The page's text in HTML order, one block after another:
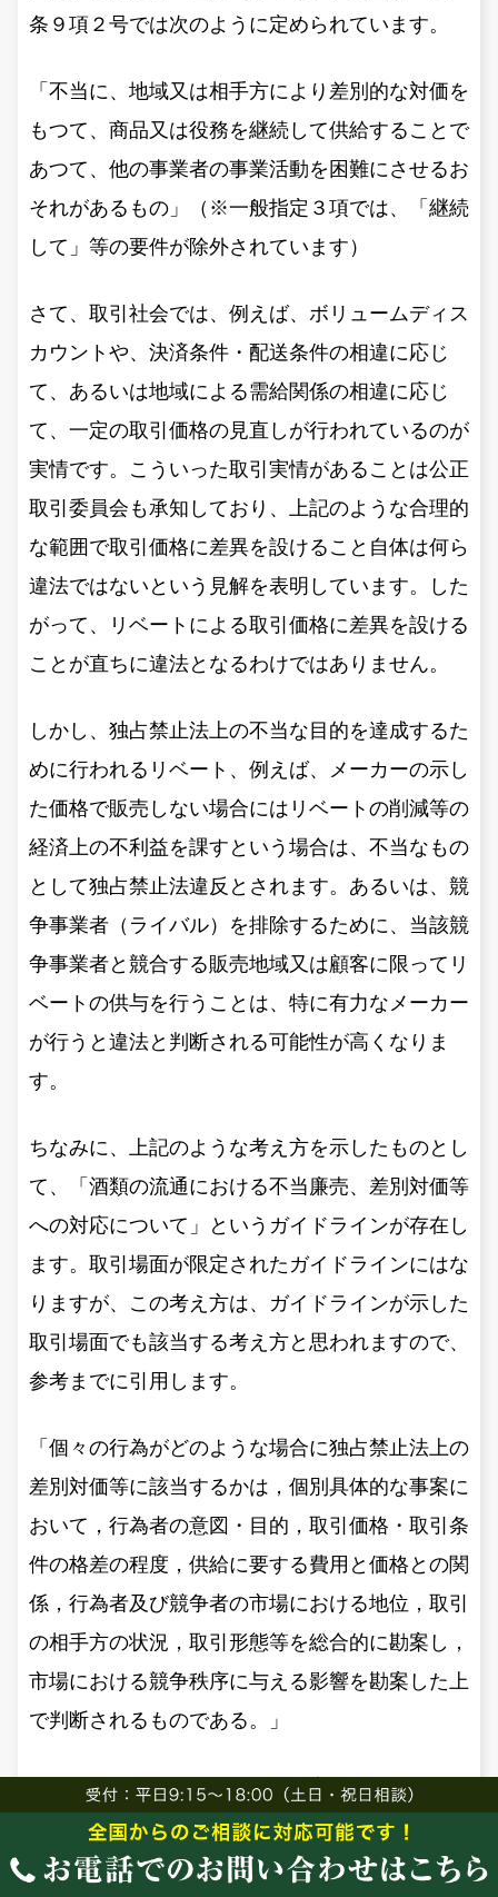
条９項２号では次のように定められています。
「不当に、地域又は相手方により差別的な対価を
もつて、商品又は役務を継続して供給することで
あつて、他の事業者の事業活動を困難にさせるお
それがあるもの」（※一般指定３項では、「継続
して」等の要件が除外されています）
さて、取引社会では、例えば、ボリュームディス
カウントや、決済条件・配送条件の相違に応じ
て、あるいは地域による需給関係の相違に応じ
て、一定の取引価格の見直しが行われているのが
実情です。こういった取引実情があることは公正
取引委員会も承知しており、上記のような合理的
な範囲で取引価格に差異を設けること自体は何ら
違法ではないという見解を表明しています。した
がって、リベートによる取引価格に差異を設ける
ことが直ちに違法となるわけではありません。
しかし、独占禁止法上の不当な目的を達成するた
めに行われるリベート、例えば、メーカーの示し
た価格で販売しない場合にはリベートの削減等の
経済上の不利益を課すという場合は、不当なもの
として独占禁止法違反とされます。あるいは、競
争事業者（ライバル）を排除するために、当該競
争事業者と競合する販売地域又は顧客に限ってリ
ベートの供与を行うことは、特に有力なメーカー
が行うと違法と判断される可能性が高くなりま
す。
ちなみに、上記のような考え方を示したものとし
て、「酒類の流通における不当廉売、差別対価等
への対応について」というガイドラインが存在し
ます。取引場面が限定されたガイドラインにはな
りますが、この考え方は、ガイドラインが示した
取引場面でも該当する考え方と思われますので、
参考までに引用します。
「個々の行為がどのような場合に独占禁止法上の
差別対価等に該当するかは，個別具体的な事案に
おいて，行為者の意図・目的，取引価格・取引条
件の格差の程度，供給に要する費用と価格との関
係，行為者及び競争者の市場における地位，取引
の相手方の状況，取引形態等を総合的に勘案し，
市場における競争秩序に与える影響を勘案した上
で判断されるものである。」
なお、本件ではメーカー側の発案によるリベート
を検討していますが、小売店側からリベートを要
請することも当然有り得る話ですし、直ちに違法